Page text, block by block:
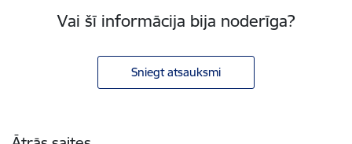
Vai šī informācija bija noderīga?
Sniegt atsauksmi